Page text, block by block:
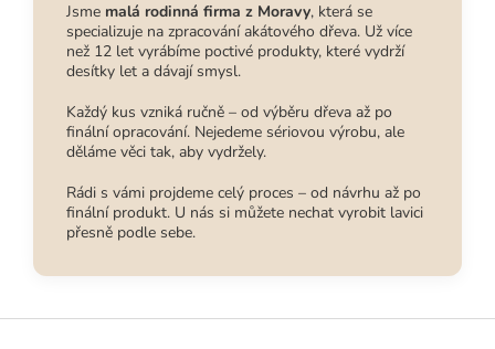
Jsme malá rodinná firma z Moravy, která se
specializuje na zpracování akátového dřeva. Už více
než 12 let vyrábíme poctivé produkty, které vydrží
desítky let a dávají smysl.
Každý kus vzniká ručně – od výběru dřeva až po
finální opracování. Nejedeme sériovou výrobu, ale
děláme věci tak, aby vydržely.
Rádi s vámi projdeme celý proces – od návrhu až po
finální produkt. U nás si můžete nechat vyrobit lavici
přesně podle sebe.
Z